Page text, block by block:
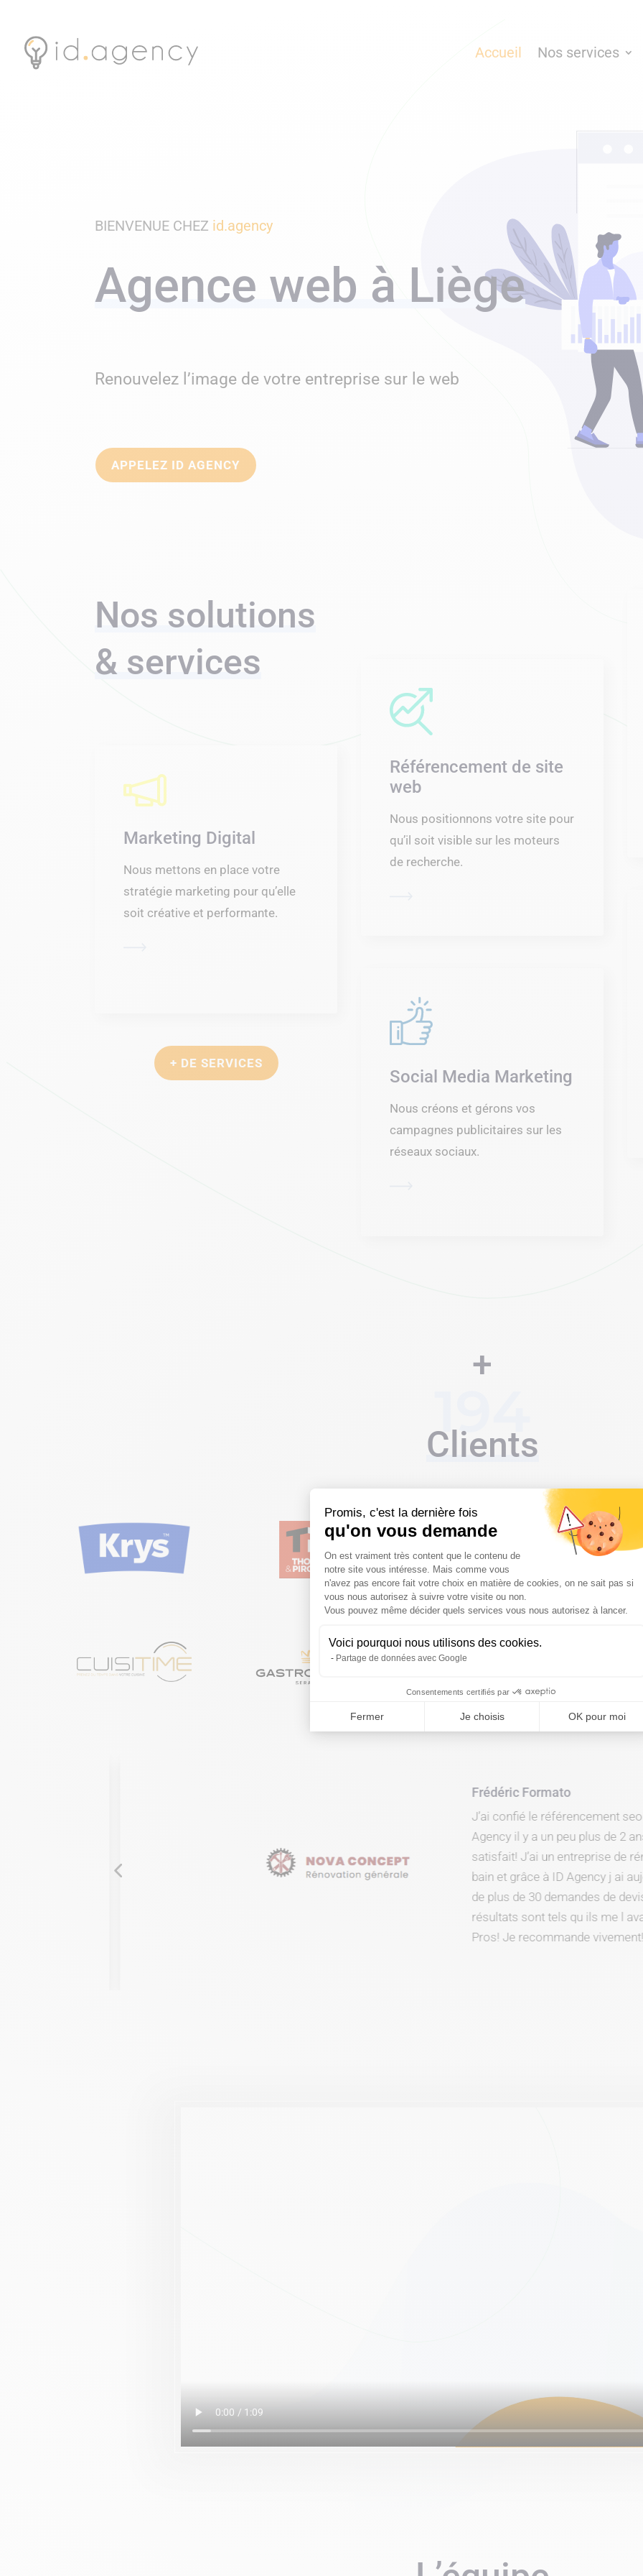
Promis, c'est la dernière fois
qu'on vous demande
Plateforme de Gestion du
On est vraiment très content que le contenu de
notre site vous intéresse. Mais comme vous
n'avez pas encore fait votre choix en matière de cookies, on ne sait pas si
vous nous autorisez à suivre votre visite ou non.
Vous pouvez même décider quels services vous nous autorisez à lancer.
Voici pourquoi nous utilisons des cookies.
Partage de données avec Google
Consentements certifiés par
Fermer Je choisis OK pour moi
Axeptio consent
Accueil Nos services
BIENVENUE CHEZ id.agency
Agence web à Liège
Renouvelez l’image de votre entreprise sur le web
APPELEZ ID AGENCY
Nos solutions
& services
Marketing Digital
Nous mettons en place votre
stratégie marketing pour qu’elle
soit créative et performante.
+ DE SERVICES
Référencement de site
web
Nous positionnons votre site pour
qu’il soit visible sur les moteurs
de recherche.
Social Media Marketing
Nous créons et gérons vos
campagnes publicitaires sur les
réseaux sociaux.
+
194
Clients
Frédéric Formato
J’ai confié le référencement seo de
Agency il y a un peu plus de 2 ans
satisfait! J’ai un entreprise de
bain et grâce à ID Agency j ai
de plus de 30 demandes de devis
résultats sont tels qu ils me l
Pros! Je recommande vivement!!